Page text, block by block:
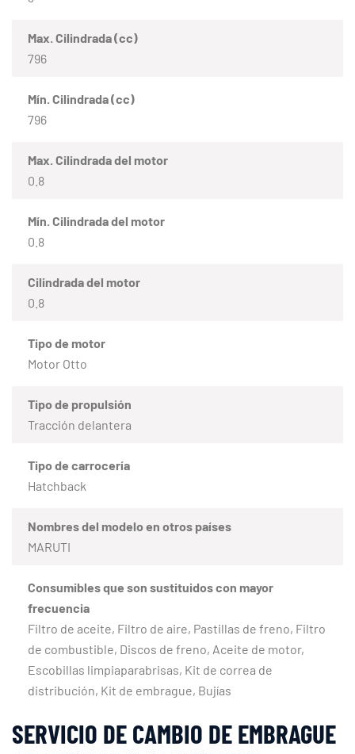
Max. Cilindrada (cc)
796
Mín. Cilindrada (cc)
796
Max. Cilindrada del motor
0.8
Mín. Cilindrada del motor
0.8
Cilindrada del motor
0.8
Tipo de motor
Motor Otto
Tipo de propulsión
Tracción delantera
Tipo de carrocería
Hatchback
Nombres del modelo en otros países
MARUTI
Consumibles que son sustituidos con mayor
frecuencia
Filtro de aceite, Filtro de aire, Pastillas de freno, Filtro
de combustible, Discos de freno, Aceite de motor,
Escobillas limpiaparabrisas, Kit de correa de
distribución, Kit de embrague, Bujías
SERVICIO DE CAMBIO DE EMBRAGUE